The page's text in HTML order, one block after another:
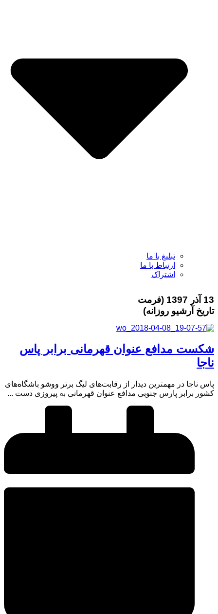
تبلیغ با ما
ارتباط با ما
اشتراک
13 آذر 1397 (فرمت
تاریخ آرشیو روزانه)
شکست مدافع عنوان قهرمانی برابر پاس
ناجا
پاس ناجا در مهمترین دیدار از رقابت‌های لیگ برتر ووشو باشگاه‌های
کشور برابر پارس جنوبی مدافع عنوان قهرمانی به پیروزی دست ...